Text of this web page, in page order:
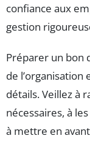
confiance aux
gestion
Préparer un bon
de
détails. Veillez à
nécessaires, à
à mettre en